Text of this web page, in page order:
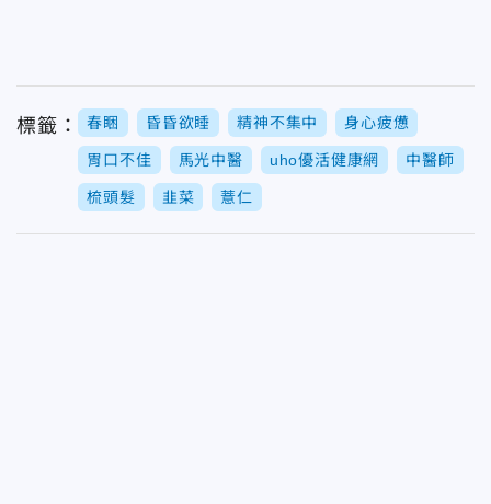
標籤： 春睏 昏昏欲睡 精神不集中 身心疲憊
胃口不佳 馬光中醫 uho優活健康網 中醫師
梳頭髮 韭菜 薏仁